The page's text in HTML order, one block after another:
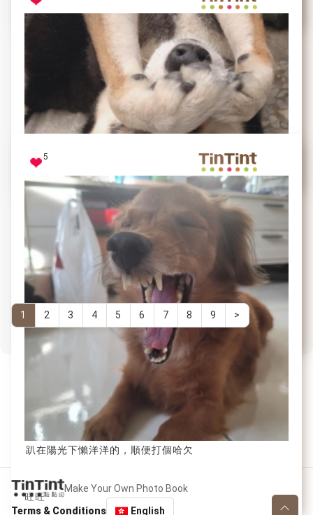
ㄌㄩㄝ～
時不時就裝可愛，吸引大家注意，還偷眨眼電大家一下
～
搞怪Hana
5
趴在陽光下懶洋洋的，順便打個哈欠
旺旺
1 2 3 4 5 6 7 8 9 >
Total
pages
Make Your Own Photo Book
Terms & Conditions English